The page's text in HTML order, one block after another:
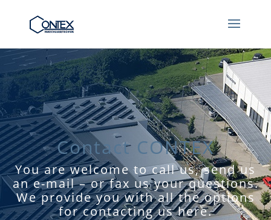
Contact CONTEX
You are welcome to call us, send us
an e-mail – or fax us your questions.
We provide you with all the options
for contacting us here.